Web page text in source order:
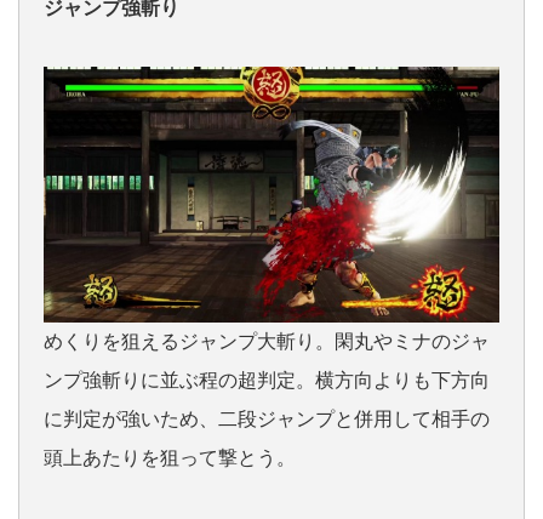
ジャンプ強斬り
めくりを狙えるジャンプ大斬り。閑丸やミナのジャ
ンプ強斬りに並ぶ程の超判定。横方向よりも下方向
に判定が強いため、二段ジャンプと併用して相手の
頭上あたりを狙って撃とう。